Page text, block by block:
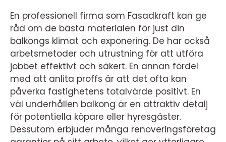
En professionell firma som Fasadkraft kan ge
råd om de bästa materialen för just din
balkongs klimat och exponering. De har också
arbetsmetoder och utrustning för att utföra
jobbet effektivt och säkert. En annan fördel
med att anlita proffs är att det ofta kan
påverka fastighetens totalvärde positivt. En
väl underhållen balkong är en attraktiv detalj
för potentiella köpare eller hyresgäster.
Dessutom erbjuder många renoveringsföretag